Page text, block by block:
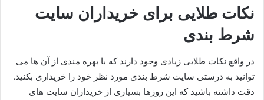
نکات طلایی برای خریداران سایت
شرط بندی
در واقع نکات طلایی زیادی وجود دارند که با بهره مندی از آن ها می
توانید به درستی سایت شرط بندی مورد نظر خود را خریداری بکنید.
دقت داشته باشید که این روزها بسیاری از خریداران سایت های